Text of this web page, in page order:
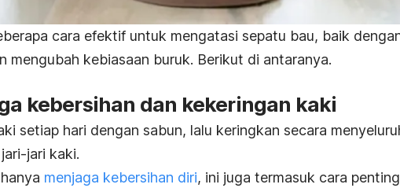
cara efektif untuk mengatasi sepatu bau, baik
mengubah kebiasaan buruk. Berikut di antaranya.
kebersihan dan kekeringan kaki
setiap hari dengan sabun, lalu keringkan secara
jari kaki.
menjaga kebersihan diri, ini juga termasuk cara